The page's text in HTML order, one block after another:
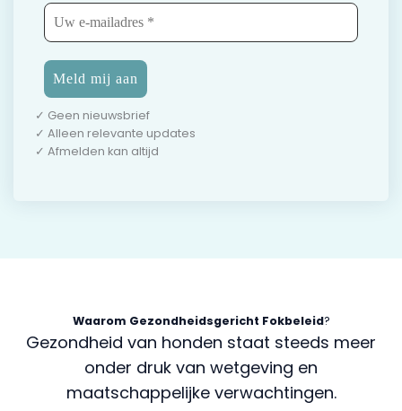
✓ Geen nieuwsbrief
✓ Alleen relevante updates
✓ Afmelden kan altijd
Waarom Gezondheidsgericht Fokbeleid?
Gezondheid van honden staat steeds meer
onder druk van wetgeving en
maatschappelijke verwachtingen.